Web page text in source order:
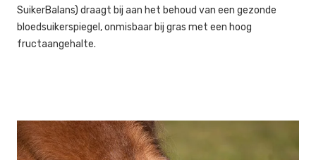
SuikerBalans) draagt bij aan het behoud van een gezonde
bloedsuikerspiegel, onmisbaar bij gras met een hoog
fructaangehalte.